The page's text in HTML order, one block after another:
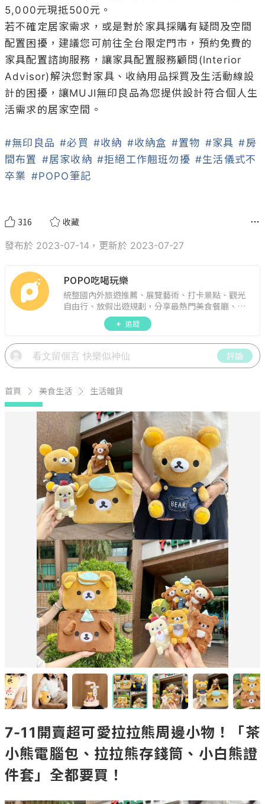
5,000元現抵500元。
若不確定居家需求，或是對於家具採購有疑問及空間
配置困擾，建議您可前往全台限定門市，預約免費的
家具配置諮詢服務，讓家具配置服務顧問(lnterior
Advisor)解決您對家具、收納用品採買及生活動線設
計的困擾，讓MUJI無印良品為您提供設計符合個人生
活需求的居家空間。
#無印良品 #必買 #收納 #收納盒 #置物 #家具 #房
間布置 #居家收納 #拒絕工作翹班勿擾 #生活儀式不
卒業 #POPO筆記
316 收藏
發布於 2023-07-14，更新於 2023-07-27
POPO吃喝玩樂
統整國內外旅遊推薦、展覽藝術、打卡景點、觀光
自由行、放假出遊規劃，分享最熱門美食餐廳、約
會聚餐、人氣甜點、速食手搖飲、3C科技、心理測
驗、星座運勢、生活雜貨、吃喝玩樂實用資訊。
追蹤
評論
首頁 美食生活 生活雜貨
7-11開賣超可愛拉拉熊周邊小物！「茶
小熊電腦包、拉拉熊存錢筒、小白熊證
件套」全都要買！